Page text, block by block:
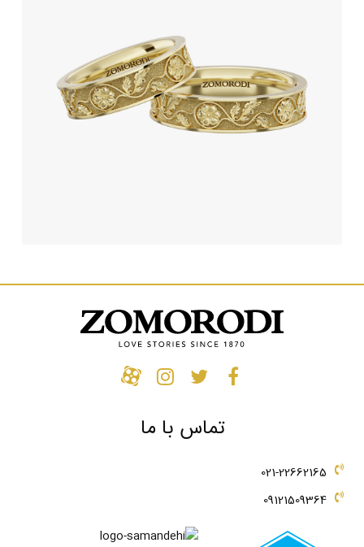
345,950,000 تومان
تماس با ما
021-22662165
09121509364